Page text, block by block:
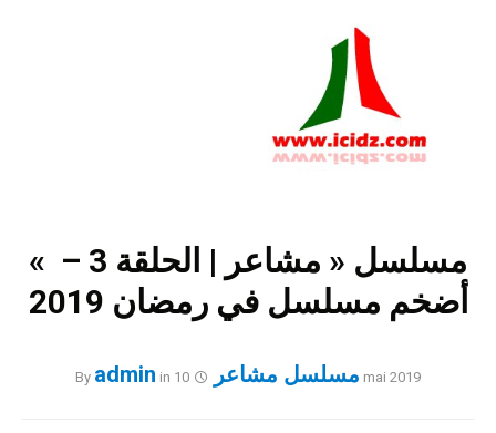
مسلسل « مشاعر | الحلقة 3 – »
أضخم مسلسل في رمضان 2019
By admin in مسلسل مشاعر 10 mai 2019